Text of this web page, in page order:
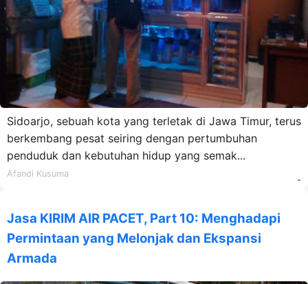
Sidoarjo, sebuah kota yang terletak di Jawa Timur, terus
berkembang pesat seiring dengan pertumbuhan
penduduk dan kebutuhan hidup yang semak...
Afandi Kusuma
-
Jasa KIRIM AIR PACET, Part 10: Menghadapi
Permintaan yang Melonjak dan Ekspansi
Armada